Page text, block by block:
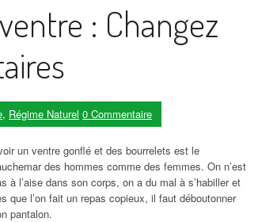
: Changez
, Régime Naturel 0 Commentaire
un ventre gonflé et des bourrelets est le
des hommes comme des femmes. On n’est
à l’aise dans son corps, on a du mal à s’habiller et
que l’on fait un repas copieux, il faut déboutonner
pantalon.